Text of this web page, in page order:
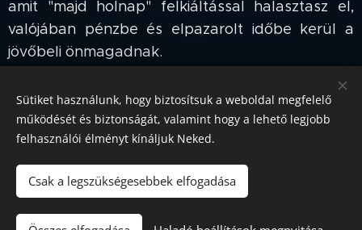
amit "majd holnap" felkiáltással halasztasz el,
valójában pénzbe és elpazarolt időbe kerül a
jövőbeli önmagadnak.
Vissza Vissza az előző oldalra
chat
Sütiket használunk, hogy biztosítsuk a weboldal megfelelő
működését és biztonságát, valamint hogy a lehető legjobb
felhasználói élményt kínáljuk Neked.
Csak a legszükségesebbek elfogadása